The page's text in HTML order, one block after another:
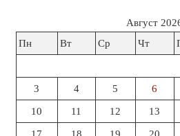
Август
Пн
Вт Ср Чт
3 4 5 6
10 11 12 13